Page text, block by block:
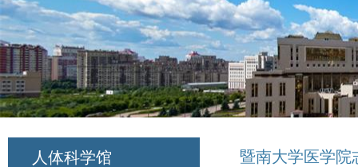
人体科学馆 暨南大学医学院